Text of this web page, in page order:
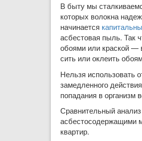
В быту мы
которых волок­на
начинается
асбе­стовая пыль. Так
обоями или краской —
сить или оклеить
Нельзя использовать
замедленного
попадания в организм
Сравнительный анализ
асбестосодержащими
квартир.